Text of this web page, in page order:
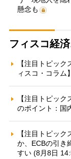
懸念も
フィスコ経
【注目トピッ
ィスコ・コラム
【注目トピッ
のポイント：国
【注目トピッ
か、ECBの引き
すい (8月8日